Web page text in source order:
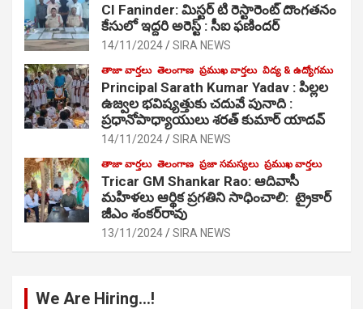
CI Faninder: మిస్టర్ టి రెస్టారెంట్ దొంగతనం
కేసులో ఇద్దరి అరెస్ట్ : సీఐ ఫణిందర్
14/11/2024 SIRA NEWS
తాజా వార్తలు తెలంగాణ ప్రముఖ వార్తలు విద్య & ఉద్యోగము
Principal Sarath Kumar Yadav : పిల్లల
ఉజ్వల భవిష్యత్తుకు చదువే పునాది :
ప్రధానోపాధ్యాయులు శరత్ కుమార్ యాదవ్
14/11/2024 SIRA NEWS
తాజా వార్తలు తెలంగాణ ప్రజా సమస్యలు ప్రముఖ వార్తలు
Tricar GM Shankar Rao: ఆదివాసీ
మహిళలు ఆర్థిక ప్రగతిని సాధించాలి: ట్రైకార్
జీఎం శంకర్‌రావు
13/11/2024 SIRA NEWS
We Are Hiring…!